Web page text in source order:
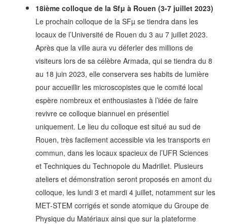
18ième colloque de la Sfμ à Rouen (3-7 juillet 2023)
Le prochain colloque de la SFµ se tiendra dans les
locaux de l’Université de Rouen du 3 au 7 juillet 2023.
Après que la ville aura vu déferler des millions de
visiteurs lors de sa célèbre Armada, qui se tiendra du 8
au 18 juin 2023, elle conservera ses habits de lumière
pour accueillir les microscopistes que le comité local
espère nombreux et enthousiastes à l’idée de faire
revivre ce colloque biannuel en présentiel
uniquement. Le lieu du colloque est situé au sud de
Rouen, très facilement accessible via les transports en
commun, dans les locaux spacieux de l’UFR Sciences
et Techniques du Technopole du Madrillet. Plusieurs
ateliers et démonstration seront proposés en amont du
colloque, les lundi 3 et mardi 4 juillet, notamment sur les
MET-STEM corrigés et sonde atomique du Groupe de
Physique du Matériaux ainsi que sur la plateforme